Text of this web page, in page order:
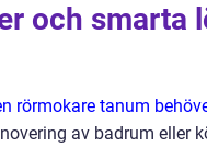
och smarta
rörmokare tanum
av badrum eller